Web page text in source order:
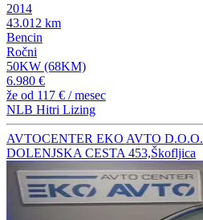
2014
43.012 km
Bencin
Ročni
50KW (68KM)
6.980 €
že od 117 € / mesec
NLB Hitri Lizing
AVTOCENTER EKO AVTO D.O.O.
DOLENJSKA CESTA 453,Škofljica